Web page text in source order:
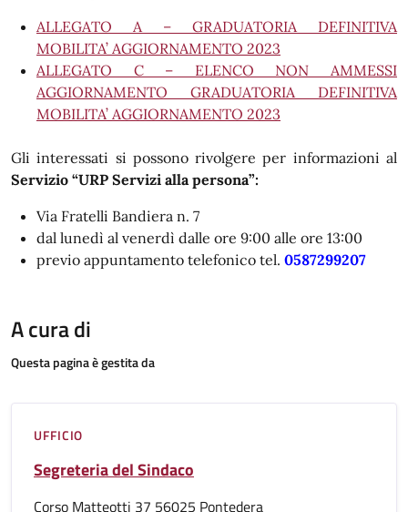
ALLEGATO A – GRADUATORIA DEFINITIVA
MOBILITA’ AGGIORNAMENTO 2023
ALLEGATO C – ELENCO NON AMMESSI
AGGIORNAMENTO GRADUATORIA DEFINITIVA
MOBILITA’ AGGIORNAMENTO 2023
Gli interessati si possono rivolgere per informazioni al
Servizio “URP Servizi alla persona”:
Via Fratelli Bandiera n. 7
dal lunedì al venerdì dalle ore 9:00 alle ore 13:00
previo appuntamento telefonico tel. 0587299207
A cura di
Questa pagina è gestita da
UFFICIO
Segreteria del Sindaco
Corso Matteotti 37 56025 Pontedera